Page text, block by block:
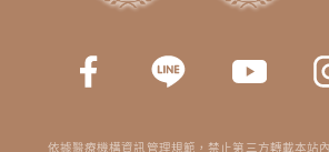
依據醫療機構資訊管理規範，禁止第三方轉載本站